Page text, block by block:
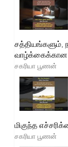
சத்தியங்களும்,
சகரியா பூணன்
மிகுந்த
சகரியா பூணன்